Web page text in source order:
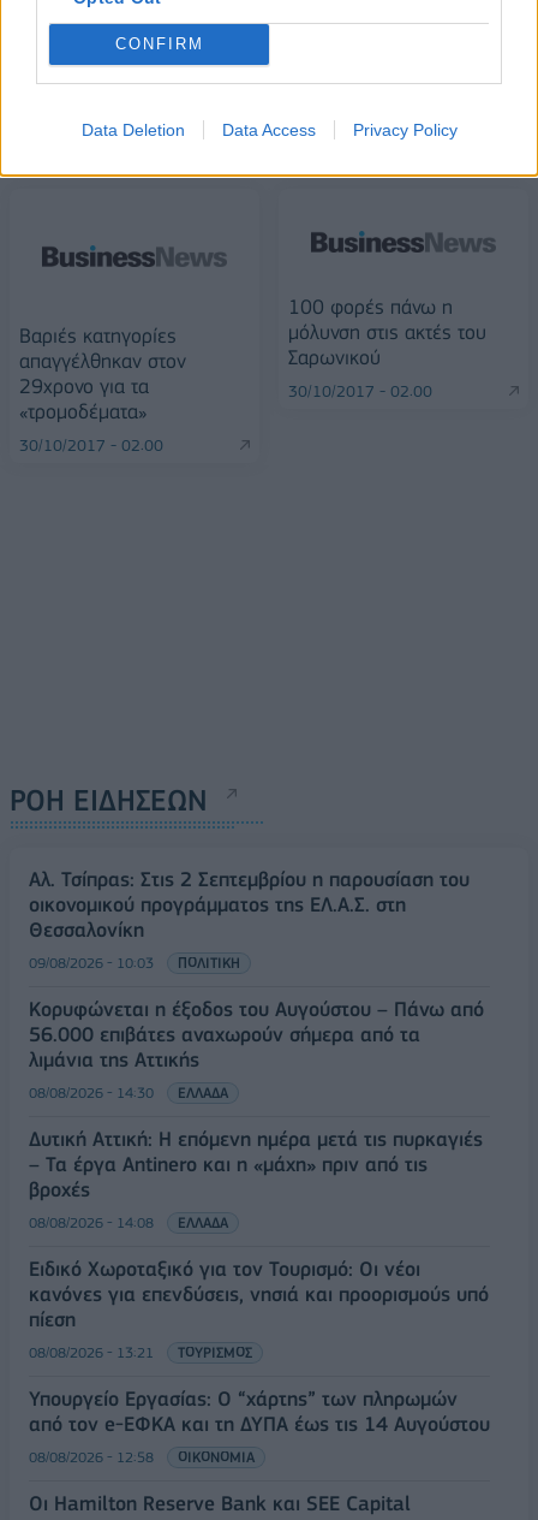
CONFIRM
Data Deletion Data Access Privacy Policy
ΠΕΡΙΣΣΌΤΕΡΑ ΣΕ ΑΥΤΉ ΤΗΝ ΚΑΤΗΓΟΡΊΑ
Βαριές κατηγορίες
απαγγέλθηκαν στον
29χρονο για τα
«τρομοδέματα»
30/10/2017 - 02:00
100 φορές πάνω η
μόλυνση στις ακτές του
Σαρωνικού
30/10/2017 - 02:00
ΡΟΗ ΕΙΔΗΣΕΩΝ
Αλ. Τσίπρας: Στις 2 Σεπτεμβρίου η παρουσίαση του
οικονομικού προγράμματος της ΕΛ.Α.Σ. στη
Θεσσαλονίκη
09/08/2026 - 10:03 ΠΟΛΙΤΙΚΗ
Κορυφώνεται η έξοδος του Αυγούστου – Πάνω από
56.000 επιβάτες αναχωρούν σήμερα από τα
λιμάνια της Αττικής
08/08/2026 - 14:30 ΕΛΛΑΔΑ
Δυτική Αττική: Η επόμενη ημέρα μετά τις πυρκαγιές
– Τα έργα Antinero και η «μάχη» πριν από τις
βροχές
08/08/2026 - 14:08 ΕΛΛΑΔΑ
Ειδικό Χωροταξικό για τον Τουρισμό: Οι νέοι
κανόνες για επενδύσεις, νησιά και προορισμούς υπό
πίεση
08/08/2026 - 13:21 ΤΟΥΡΙΣΜΟΣ
Υπουργείο Εργασίας: Ο “χάρτης” των πληρωμών
από τον e-ΕΦΚΑ και τη ΔΥΠΑ έως τις 14 Αυγούστου
08/08/2026 - 12:58 ΟΙΚΟΝΟΜΙΑ
Οι Hamilton Reserve Bank και SEE Capital